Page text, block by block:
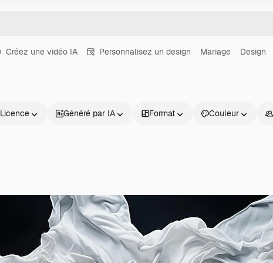
Créez une vidéo IA Personnalisez un design Mariage Design
Licence Généré par IA Format Couleur
Produits Commencer